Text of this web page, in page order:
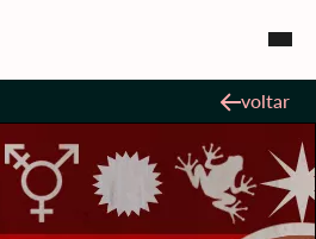
voltar